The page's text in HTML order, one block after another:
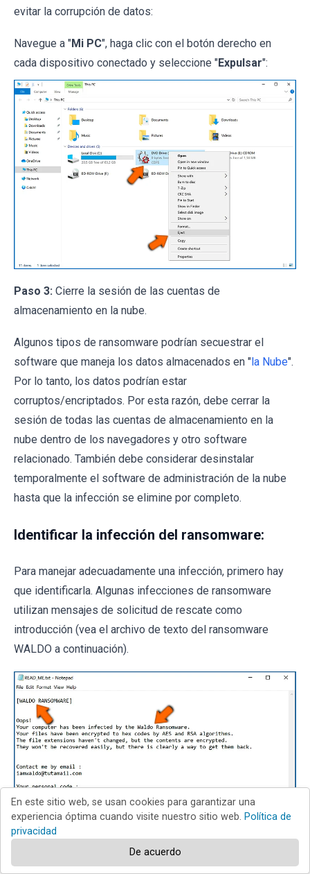
evitar la corrupción de datos:
Navegue a "Mi PC", haga clic con el botón derecho en
cada dispositivo conectado y seleccione "Expulsar":
Paso 3: Cierre la sesión de las cuentas de
almacenamiento en la nube.
Algunos tipos de ransomware podrían secuestrar el
software que maneja los datos almacenados en "la Nube".
Por lo tanto, los datos podrían estar
corruptos/encriptados. Por esta razón, debe cerrar la
sesión de todas las cuentas de almacenamiento en la
nube dentro de los navegadores y otro software
relacionado. También debe considerar desinstalar
temporalmente el software de administración de la nube
hasta que la infección se elimine por completo.
Identificar la infección del ransomware:
Para manejar adecuadamente una infección, primero hay
que identificarla. Algunas infecciones de ransomware
utilizan mensajes de solicitud de rescate como
introducción (vea el archivo de texto del ransomware
WALDO a continuación).
En este sitio web, se usan cookies para garantizar una
experiencia óptima cuando visite nuestro sitio web. Política de
privacidad
De acuerdo